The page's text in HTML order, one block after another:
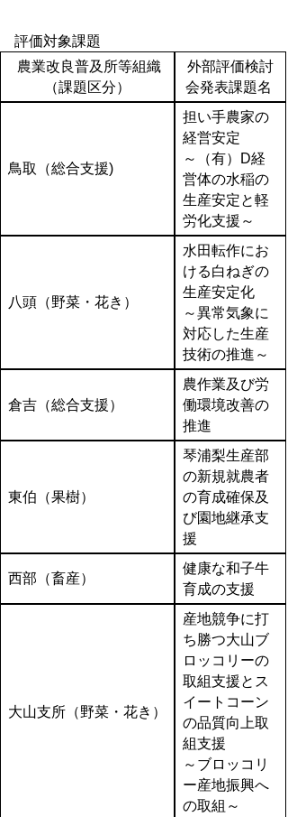
評価対象課題
農業改良普及所等組織
（課題区分）
外部評価検討
会発表課題名
鳥取（総合支援)
担い手農家の
経営安定
～（有）D経
営体の水稲の
生産安定と軽
労化支援～
八頭（野菜・花き）
水田転作にお
ける白ねぎの
生産安定化
～異常気象に
対応した生産
技術の推進～
倉吉（総合支援）
農作業及び労
働環境改善の
推進
東伯（果樹）
琴浦梨生産部
の新規就農者
の育成確保及
び園地継承支
援
西部（畜産）
健康な和子牛
育成の支援
大山支所（野菜・花き）
産地競争に打
ち勝つ大山ブ
ロッコリーの
取組支援とス
イートコーン
の品質向上取
組支援
～ブロッコリ
ー産地振興へ
の取組～